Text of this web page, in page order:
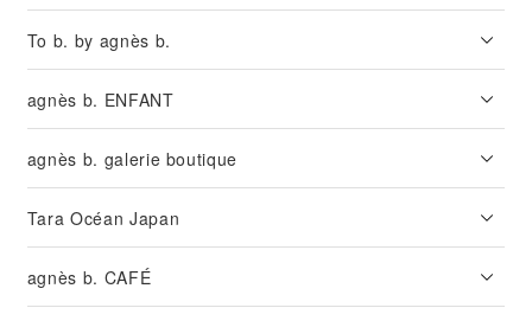
To b. by agnès b.
agnès b. ENFANT
agnès b. galerie boutique
Tara Océan Japan
agnès b. CAFÉ